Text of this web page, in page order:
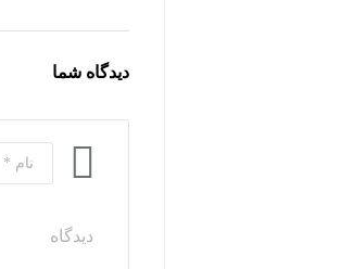
دیدگاه شما